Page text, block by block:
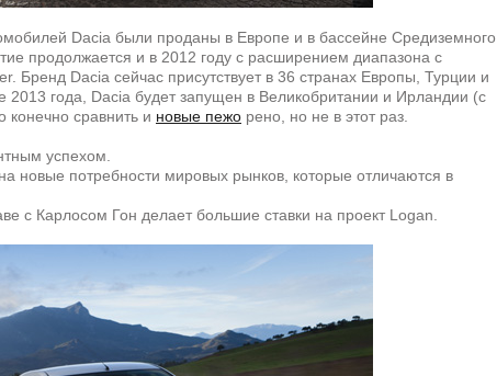
Dacia были проданы в Европе и в бассейне Средиземного
продолжается и в 2012 году с расширением диапазона с
Бренд Dacia сейчас присутствует в 36 странах Европы, Турции и
2013 года, Dacia будет запущен в Великобритании и Ирландии (с
сравнить и новые пежо рено, но не в этот раз.
успехом.
новые потребности мировых рынков, которые отличаются в
с Карлосом Гон делает большие ставки на проект Logan.